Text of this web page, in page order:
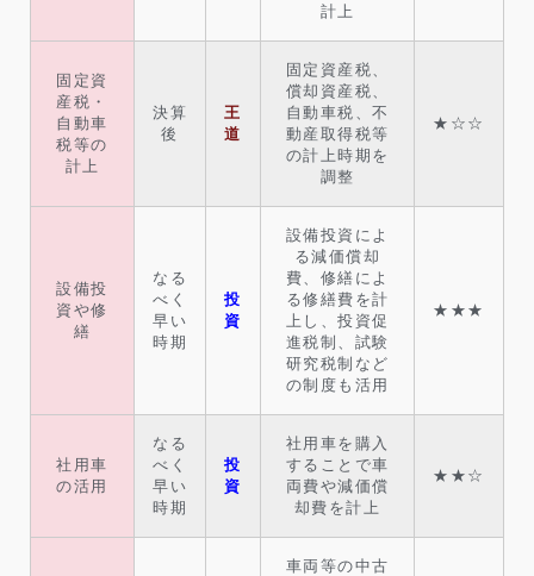
計上
固定資
産税・
自動車
税等の
計上
決算
後
王
道
固定資産税、
償却資産税、
自動車税、不
動産取得税等
の計上時期を
調整
★☆☆
設備投
資や修
繕
なる
べく
早い
時期
投
資
設備投資によ
る減価償却
費、修繕によ
る修繕費を計
上し、投資促
進税制、試験
研究税制など
の制度も活用
★★★
社用車
の活用
なる
べく
早い
時期
投
資
社用車を購入
することで車
両費や減価償
却費を計上
★★☆
車両等の中古